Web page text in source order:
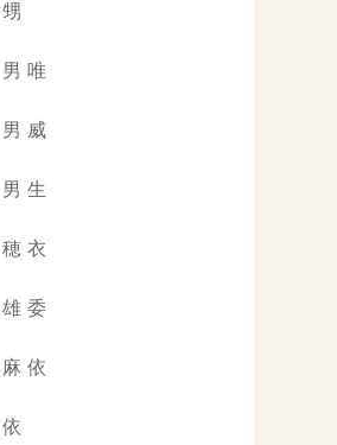
甥
男 唯
男 威
男 生
穂 衣
雄 委
麻 依
依